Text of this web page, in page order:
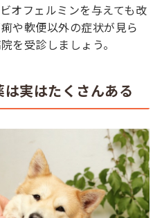
オフェルミンを与えても改
や軟便以外の症状が見ら
を受診しましょう。
実はたくさんある